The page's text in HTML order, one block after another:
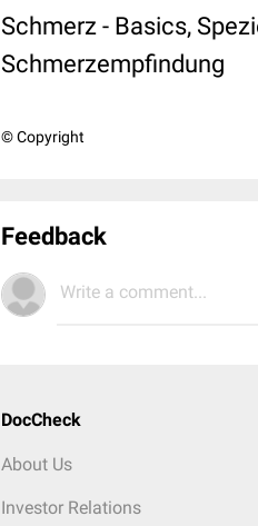
Schmerz - Basics,
Schmerzempfindung
© Copyright
Feedback
Write a comment...
DocCheck
About Us
Investor Relations